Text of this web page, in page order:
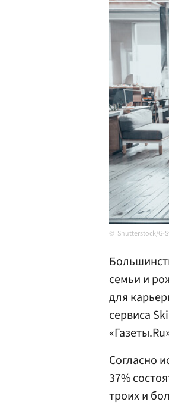
Shutterstock/G-
семьи и
для
сервиса
Согласно
37%
троих и